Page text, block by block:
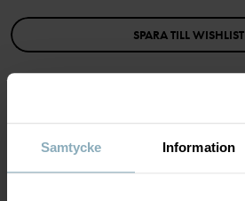
Samtycke Information
Tillverkningsland:Kina
Fabrik
Nantong Xingrong Textile Co Ltd
Läs mer
SPARA TILL WISHLIST
MATERIAL & SKÖTSELRÅD